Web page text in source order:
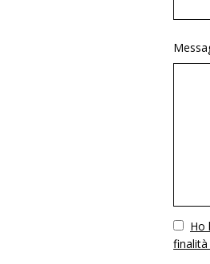
VuotoHo